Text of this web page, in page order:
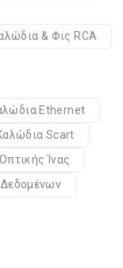
& Φις RCA
Ethernet
Scart
Ίνας